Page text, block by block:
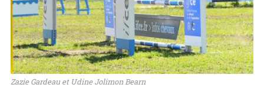
Zazie Gardeau et Udine Jolimon Bearn